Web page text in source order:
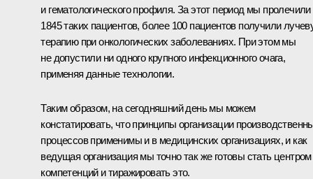
и гематологического профиля. За этот период мы пролечили
1845 таких пациентов, более 100 пациентов получили
терапию при онкологических заболеваниях. При этом мы
не допустили ни одного крупного инфекционного очага,
применяя данные технологии.
Таким образом, на сегодняшний день мы можем
констатировать, что принципы организации
процессов применимы и в медицинских организациях, и как
ведущая организация мы точно так же готовы стать центром
компетенций и тиражировать это.